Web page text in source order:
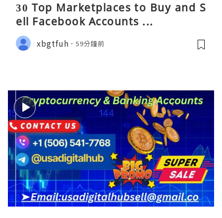
30 Top Marketplaces to Buy and S
ell Facebook Accounts ...
xbgtfuh 59分鐘前